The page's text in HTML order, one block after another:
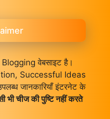
वेबसाइट है।
Successful Ideas
जानकारियाँ इंटरनेट के
भी चीज की पुष्टि नहीं करते